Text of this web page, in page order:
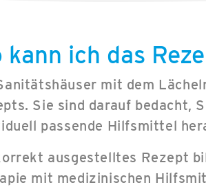
kann ich das
mit dem
Sie sind darauf bedacht,
passende Hilfsmittel
ausgestelltes Rezept
mit medizinischen